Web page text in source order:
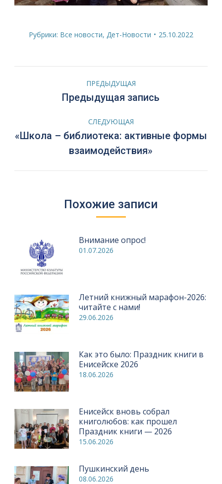
Рубрики: Все новости, Дет-Новости 25.10.2022
НавигацияПРЕДЫДУЩАЯ
Предыдущая
Предыдущая запись
СЛЕДУЮЩАЯ
Следующая
запись:
«Школа – библиотека: активные формы
взаимодействия»
Похожие записи
Внимание опрос!
01.07.2026
Летний книжный марафон-2026:
читайте с нами!
29.06.2026
Как это было: Праздник книги в
Енисейске 2026
18.06.2026
Енисейск вновь собрал
книголюбов: как прошел
Праздник книги — 2026
15.06.2026
Пушкинский день
08.06.2026